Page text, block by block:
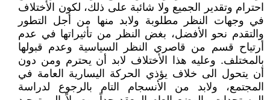
احترام وتقدير الجميع ولا شائبة على ذلك، لكون الأختلاف
في وجهات النظر مطلوبة ولابد منها من أجل التطور
والتقدم نحو الأفضل، بغض النظر من تأثيراتها في عدم
أرتياح قسم من قاصري النظر السياسية وعدم قبولها
بالمختلف. وعليه هذا الأختلاف لابد أن يحترم ومن دون
أن يتحول الى خلاف يؤذي الحركة اليسارية العامة في
المجتمع، ولابد من الأنسجام التام بالرجوع لدراسة